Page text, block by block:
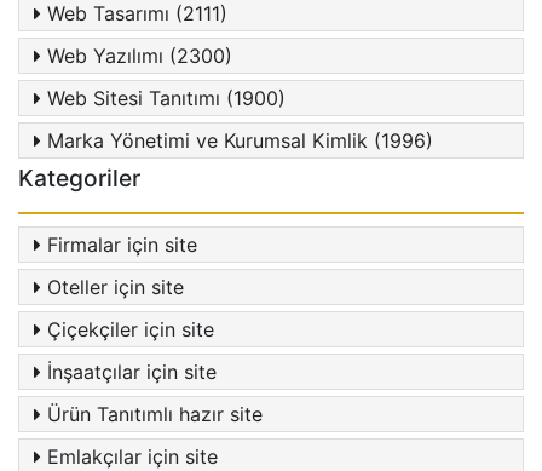
Web Tasarımı (2111)
Web Yazılımı (2300)
Web Sitesi Tanıtımı (1900)
Marka Yönetimi ve Kurumsal Kimlik (1996)
Kategoriler
Firmalar için site
Oteller için site
Çiçekçiler için site
İnşaatçılar için site
Ürün Tanıtımlı hazır site
Emlakçılar için site